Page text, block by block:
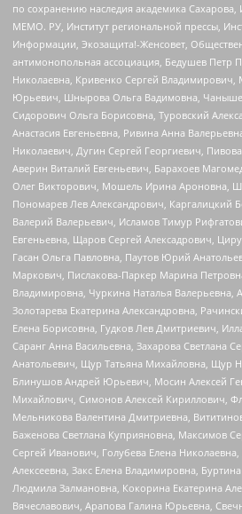
по сохранению наследия академика
МЕМО. РУ, Институт региональной прессы,
Информации, Экозащита!-Женсовет,
антимонопольная ассоциация, Бедушев Петр
Николаевна, Кривенко Сергей Владимирович,
Юрьевич, Шнырова Ольга Вадимовна,
Сидорович Ольга Борисовна, Туровский
Анастасия Евгеньевна, Ривина Анна
Николаевич, Дугин Сергей Георгиевич,
Аверин Виталий Евгеньевич, Барахоев
Олег Викторович, Мошель Ирина Ароновна,
Пономарев Лев Александрович, Каргалицкий
Валерий Валерьевич, Исламов Тимур
Евгеньевна, Щаров Сергей Алексадрович,
Гасан Ольга Павловна, Паутов Юрий
Маркович, Пислакова-Паркер Марина
Владимировна, Чуркина Наталья Валерьевна,
Золотарева Екатерина Александровна,
Елена Борисовна, Гудков Лев Дмитриевич,
Саранг Анна Васильевна, Захарова Светлана
Анатольевич, Щур Татьяна Михайловна, Щур
Блинушов Андрей Юрьевич, Мосин Алексей
Михайлович, Симонов Алексей Кириллович,
Мельникова Валентина Дмитриевна,
Баженова Светлана Куприяновна, Максимов
Сергей Иванович, Голубева Елена
Алексеевна, Закс Елена Владимировна,
Людмила Залмановна, Кокорина Екатерина
Вячеславович, Арапова Галина Юрьевна,